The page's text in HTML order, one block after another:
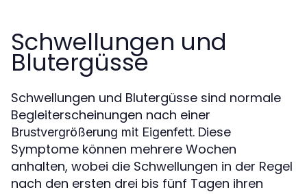
Schwellungen und
Blutergüsse
Schwellungen und Blutergüsse sind normale
Begleiterscheinungen nach einer
Brustvergrößerung mit Eigenfett. Diese
Symptome können mehrere Wochen
anhalten, wobei die Schwellungen in der Regel
nach den ersten drei bis fünf Tagen ihren